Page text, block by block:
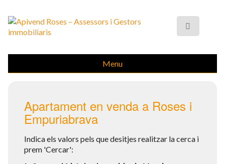
Menu
Apartament en venda a Roses i
Empuriabrava
Indica els valors pels que desitjes realitzar la cerca i
prem 'Cercar':